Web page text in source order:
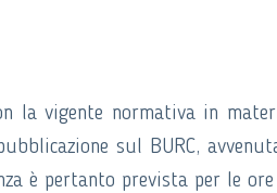
la vigente normativa in
sul BURC,
è pertanto prevista per le